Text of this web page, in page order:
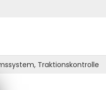
Traktionskontrolle